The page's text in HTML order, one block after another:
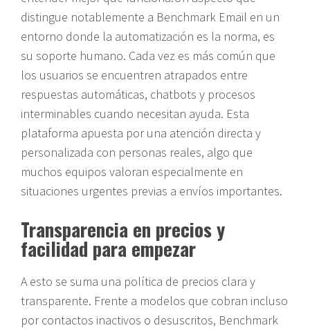
distingue notablemente a Benchmark Email en un
entorno donde la automatización es la norma, es
su soporte humano. Cada vez es más común que
los usuarios se encuentren atrapados entre
respuestas automáticas, chatbots y procesos
interminables cuando necesitan ayuda. Esta
plataforma apuesta por una atención directa y
personalizada con personas reales, algo que
muchos equipos valoran especialmente en
situaciones urgentes previas a envíos importantes.
Transparencia en precios y
facilidad para empezar
A esto se suma una política de precios clara y
transparente. Frente a modelos que cobran incluso
por contactos inactivos o desuscritos, Benchmark